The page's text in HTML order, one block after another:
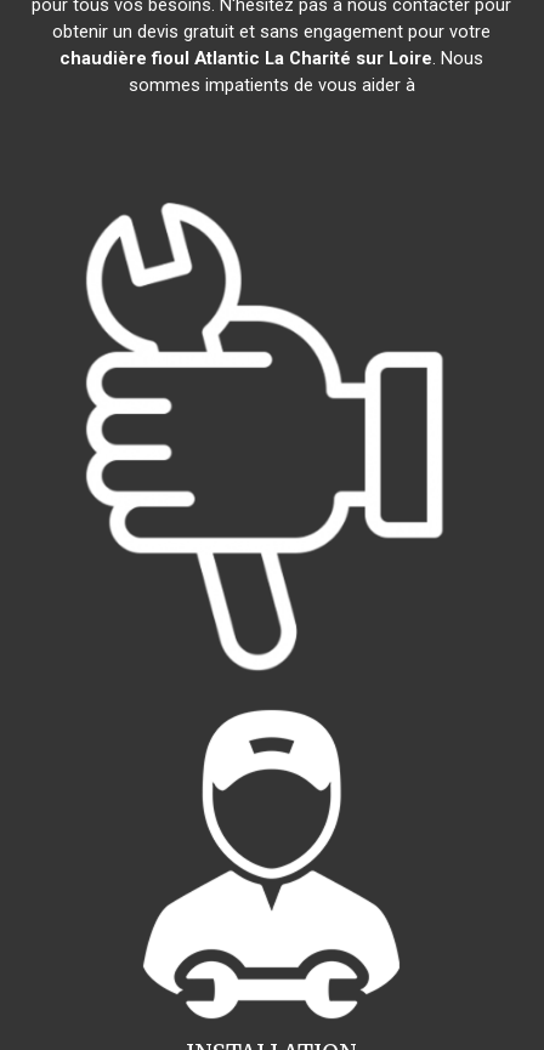
pour tous vos besoins. N'hésitez pas à nous contacter pour
obtenir un devis gratuit et sans engagement pour votre
chaudière fioul Atlantic La Charité sur Loire. Nous
sommes impatients de vous aider à